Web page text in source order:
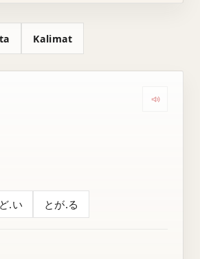
Kalimat
.い とが.る